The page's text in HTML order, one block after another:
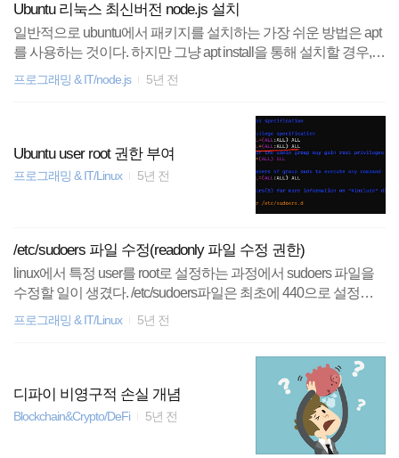
Ubuntu 리눅스 최신버전 node.js 설치
일반적으로 ubuntu에서 패키지를 설치하는 가장 쉬운 방법은 apt
를 사용하는 것이다. 하지만 그냥 apt install을 통해 설치할 경우,
원하는 버전을 설치할 수 없으며 일반적으로 구버전이 설치된다.
다음과 같은 방법으로 최신버전(혹은 희망하는 버전)의 nodejs를
m/setup_14.x | sudo -E bash - (14.x가 아닌 다른 버전을 선택하고
싶으면 14를 원하는 버전으로 바꿔주자) 2. apt install로 nodejs 설
치 $ sudo apt install nodejs 3. 여러 빌드 툴이 포함된 build-essential
프로그래밍 & IT/node.js 5년 전
Ubuntu user root 권한 부여
프로그래밍 & IT/Linux 5년 전
/etc/sudoers 파일 수정(readonly 파일 수정 권한)
linux에서 특정 user를 root로 설정하는 과정에서 sudoers 파일을
수정할 일이 생겼다. /etc/sudoers파일은 최초에 440으로 설정되
어 있어서 readonly 상태이다. 다음과 같이 수정 권한을 부여하면
프로그래밍 & IT/Linux 5년 전
디파이 비영구적 손실 개념
Blockchain&Crypto/DeFi 5년 전
리눅스
종목분석